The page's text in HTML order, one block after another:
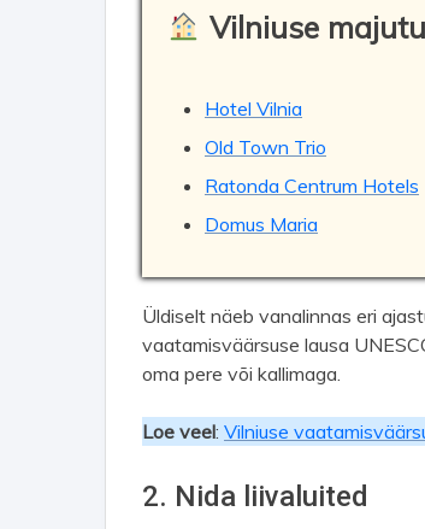
Vilniuse
Hotel Vilnia
Old Town Trio
Ratonda Centrum Hotels
Domus Maria
Üldiselt näeb vanalinnas eri
vaatamisväärsuse lausa
oma pere või kallimaga.
Loe veel: Vilniuse
2. Nida liivaluited